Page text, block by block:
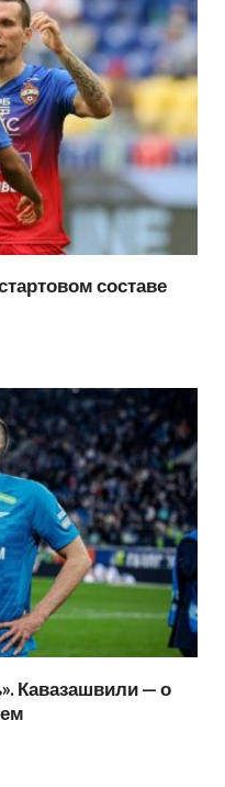
составе
Кавазашвили — о